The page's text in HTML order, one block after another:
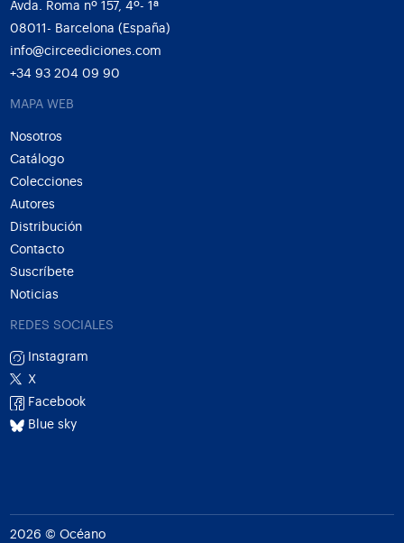
Avda. Roma nº 157, 4º- 1ª
08011- Barcelona (España)
info@circeediciones.com
+34 93 204 09 90
MAPA WEB
Nosotros
Catálogo
Colecciones
Autores
Distribución
Contacto
Suscríbete
Noticias
REDES SOCIALES
Instagram
X
Facebook
Blue sky
2026 © Océano